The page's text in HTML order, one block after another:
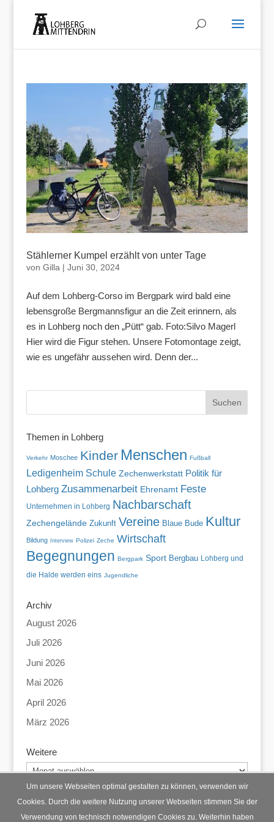
Stählerner Kumpel erzählt von unter Tage
von Gilla | Juni 30, 2024
Auf dem Lohberg-Corso im Bergpark wird bald eine
lebensgroße Bergmannsfigur an die Zeit erinnern, als
es in Lohberg noch den „Pütt“ gab. Foto:Silvo Magerl
Hier wird die Figur stehen. Unsere Fotomontage zeigt,
wie es ungefähr aussehen wird. Denn der...
Themen in Lohberg
Verkehr Moschee Kinder Menschen Fußball
Ledigenheim Schule Zechenwerkstatt Politik für
Lohberg Zusammenarbeit Ehrenamt Feste
Unternehmen in Lohberg Nachbarschaft
Zechengelände Zukunft Vereine Blaue Bude Kultur
Bildung Interview Polizei Zeche Wirtschaft
Begegnungen Bergpark Sport Bergbau Lohberg und
die Halde werden eins Jugendliche
Archiv
August 2026
Juli 2026
Juni 2026
Mai 2026
April 2026
März 2026
Weitere
Weitere
Um unsere Webseiten optimal gestalten zu können, verwenden wir
Cookies. Durch die weitere Nutzung unserer Webseiten stimmen Sie der
Verwendung von technisch notwendigen Cookies zu. Weiterhin haben